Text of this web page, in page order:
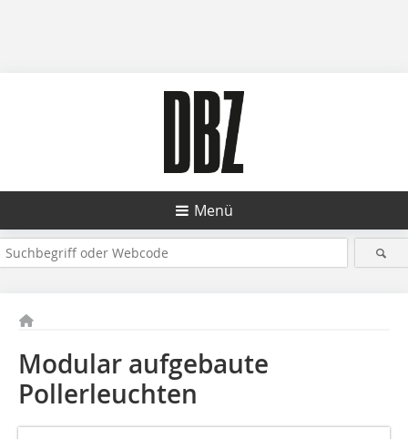
Menü
Modular aufgebaute
Pollerleuchten